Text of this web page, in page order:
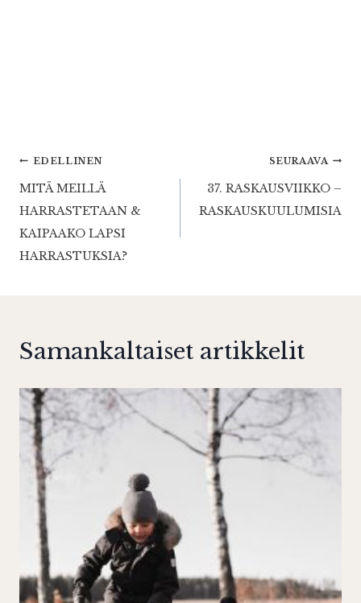
Artikkelien
selaus
EDELLINEN
MITÄ MEILLÄ
HARRASTETAAN &
KAIPAAKO LAPSI
HARRASTUKSIA?
SEURAAVA
37. RASKAUSVIIKKO –
RASKAUSKUULUMISIA
Samankaltaiset artikkelit